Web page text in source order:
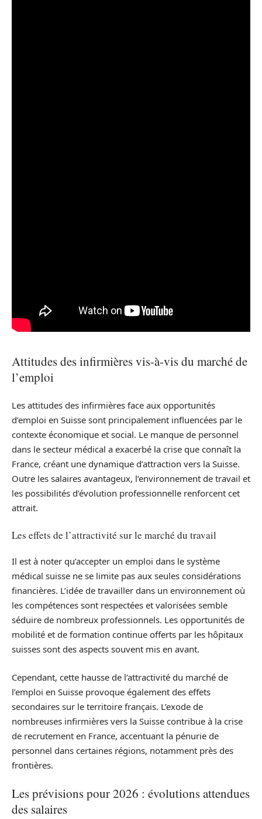
Attitudes des infirmières vis-à-vis du marché de
l’emploi
Les attitudes des infirmières face aux opportunités
d’emploi en Suisse sont principalement influencées par le
contexte économique et social. Le manque de personnel
dans le secteur médical a exacerbé la crise que connaît la
France, créant une dynamique d’attraction vers la Suisse.
Outre les salaires avantageux, l’environnement de travail et
les possibilités d’évolution professionnelle renforcent cet
attrait.
Les effets de l’attractivité sur le marché du travail
Il est à noter qu’accepter un emploi dans le système
médical suisse ne se limite pas aux seules considérations
financières. L’idée de travailler dans un environnement où
les compétences sont respectées et valorisées semble
séduire de nombreux professionnels. Les opportunités de
mobilité et de formation continue offerts par les hôpitaux
suisses sont des aspects souvent mis en avant.
Cependant, cette hausse de l’attractivité du marché de
l’emploi en Suisse provoque également des effets
secondaires sur le territoire français. L’exode de
nombreuses infirmières vers la Suisse contribue à la crise
de recrutement en France, accentuant la pénurie de
personnel dans certaines régions, notamment près des
frontières.
Les prévisions pour 2026 : évolutions attendues
des salaires